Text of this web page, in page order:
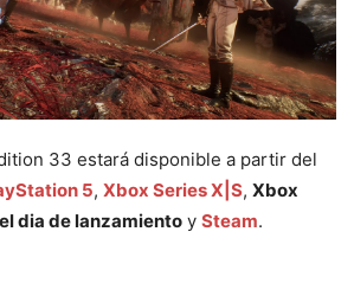
33 estará disponible a partir del
5, Xbox Series X|S, Xbox
dia de lanzamiento y Steam.